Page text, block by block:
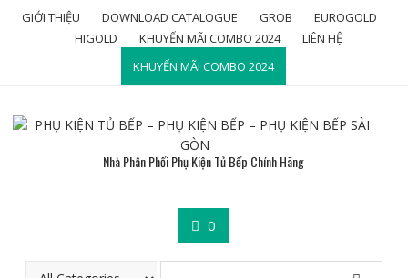
GIỚI THIỆU DOWNLOAD CATALOGUE GROB
EUROGOLD
HIGOLD
KHUYẾN MÃI COMBO 2024
LIÊN HỆ
KHUYẾN MÃI COMBO 2024
Nhà Phân Phối Phụ Kiện Tủ Bếp Chính Hãng
0